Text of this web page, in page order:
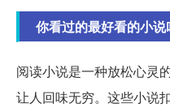
你看过的最好看的小
阅读小说是一种放松心灵
让人回味无穷。这些小说